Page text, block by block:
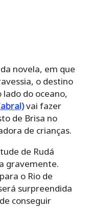
novela, em que
o destino
do oceano,
vai fazer
de Brisa no
de crianças.
de Rudá
gravemente.
o Rio de
surpreendida
conseguir